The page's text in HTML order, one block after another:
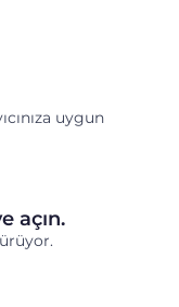
uygun
açın.